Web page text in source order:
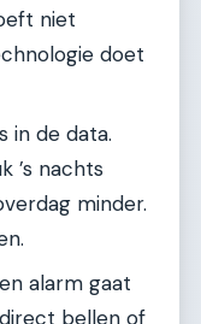
niet
doet
in de data.
’s nachts
minder.
alarm gaat
bellen of